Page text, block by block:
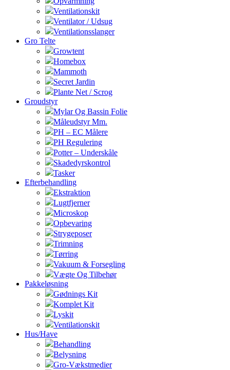
Ventilationskit
Ventilator / Udsug
Ventilationsslanger
Gro Telte
Growtent
Homebox
Mammoth
Secret Jardin
Plante Net / Scrog
Groudstyr
Mylar Og Bassin Folie
Måleudstyr Mm.
PH – EC Målere
PH Regulering
Potter – Underskåle
Skadedyrskontrol
Tasker
Efterbehandling
Ekstraktion
Lugtfjerner
Microskop
Opbevaring
Strygeposer
Trimning
Tørring
Vakuum & Forsegling
Vægte Og Tilbehør
Pakkeløsning
Gødnings Kit
Komplet Kit
Lyskit
Ventilationskit
Hus/Have
Behandling
Belysning
Gro-Vækstmedier